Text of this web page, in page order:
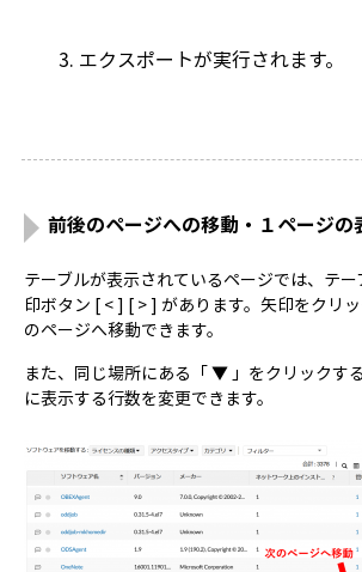
エクスポートが実行されます。
前後のページへの移動・１ページの
テーブルが表示されているページでは、テ
印ボタン [ < ] [ > ] があります。矢印をクリ
のページへ移動できます。
また、同じ場所にある「 ▼ 」をクリックす
に表示する行数を変更できます。